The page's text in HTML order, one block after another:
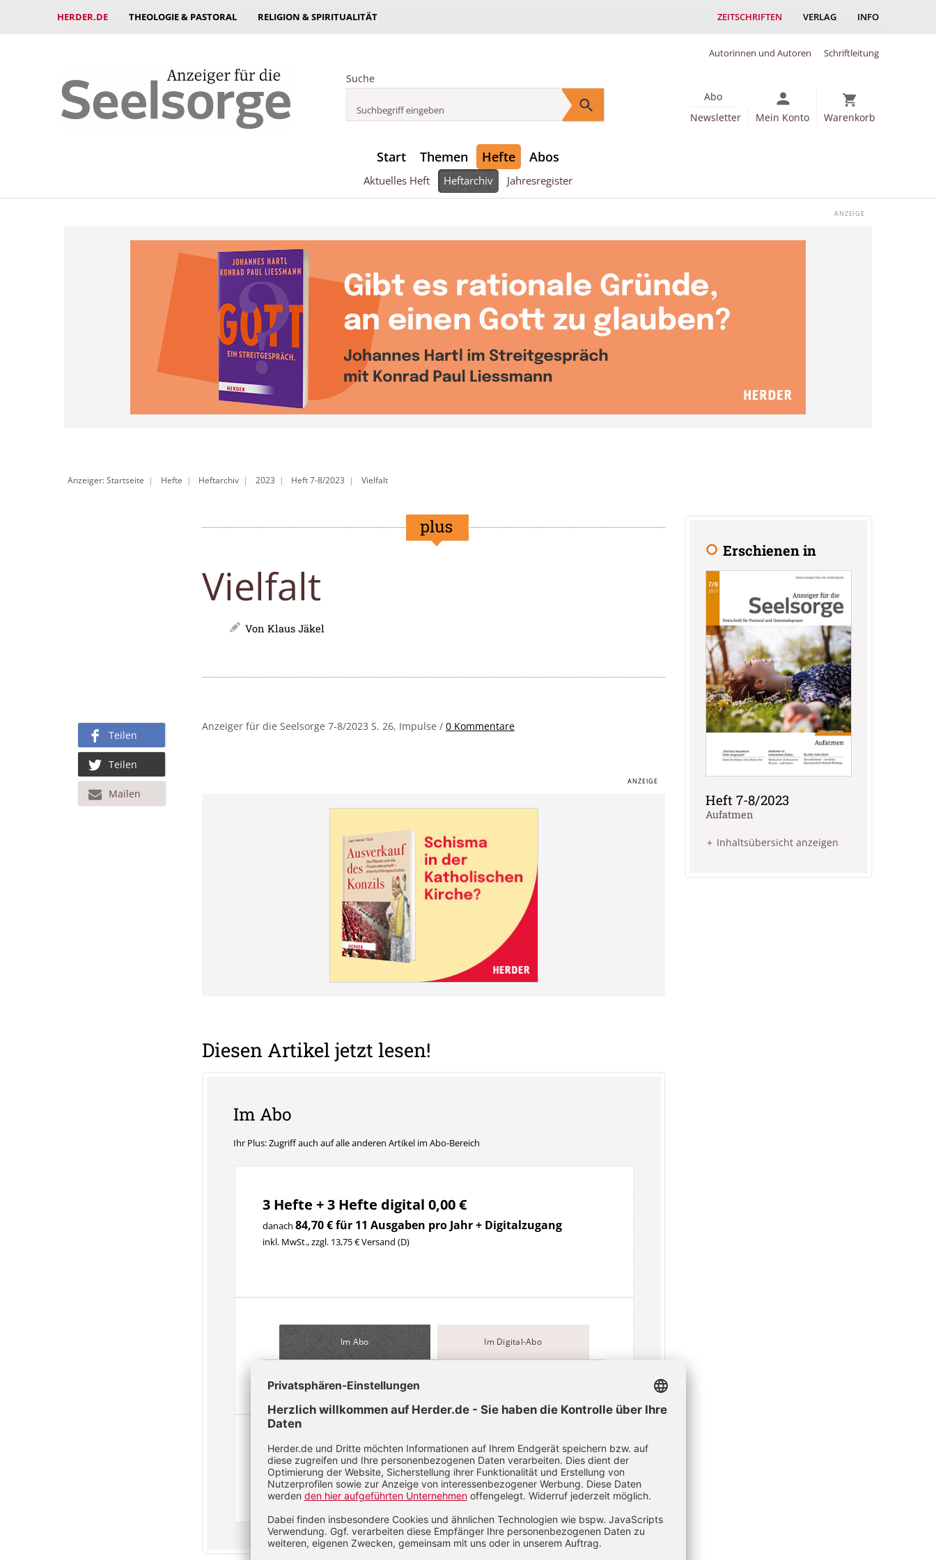
HERDER.DE THEOLOGIE & PASTORAL RELIGION & SPIRITUALITÄT ZEITSCHRIFTEN VERLAG INFO
Autorinnen und Autoren Schriftleitung
Suche
Abo
Newsletter
Mein Konto Warenkorb
Start Themen Hefte Abos
Aktuelles Heft Heftarchiv Jahresregister
Anzeiger: Startseite Hefte Heftarchiv 2023 Heft 7-8/2023 Vielfalt
Vielfalt
Von Klaus Jäkel
Anzeiger für die Seelsorge 7-8/2023 S. 26, Impulse / 0 Kommentare
Diesen Artikel jetzt lesen!
Im Abo
Ihr Plus: Zugriff auch auf alle anderen Artikel im Abo-Bereich
3 Hefte + 3 Hefte digital 0,00 €
danach 84,70 € für 11 Ausgaben pro Jahr + Digitalzugang
inkl. MwSt., zzgl. 13,75 € Versand (D)
Im Abo Im Digital-Abo
Abo testen
Teilen
Teilen
Mailen
Erschienen in
Heft 7-8/2023
:
Aufatmen
Inhaltsübersicht anzeigen